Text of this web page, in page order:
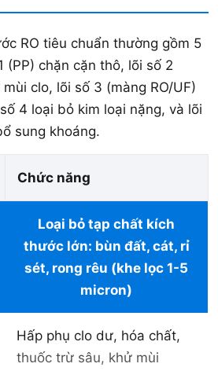
RO tiêu chuẩn thường gồm 5
(PP) chặn cặn thô, lõi số 2
clo, lõi số 3 (màng RO/UF)
4 loại bỏ kim loại nặng, và lõi
sung khoáng.
Chức năng
Loại bỏ tạp chất kích
thước lớn: bùn đất, cát, rỉ
sét, rong rêu (khe lọc 1-5
micron)
Hấp phụ clo dư, hóa chất,
thuốc trừ sâu, khử mùi